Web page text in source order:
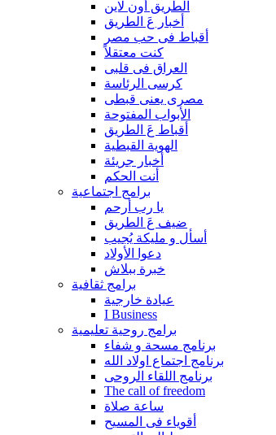
الطريق أون لاين
أخبار عَ الطريق
أقباط فى حب مصر
كنت معتقلاً
العراق فى قلبى
كرسى الرئاسة
مصرى يعنى قبطى
الأبواب المفتوحة
أقباط عَ الطريق
الهوية القبطية
أخبار جريئة
أنت الحكم
برامج اجتماعية
يا رب أرحم
ضيف عَ الطريق
أسأل و مليكة يُجيب
دعوا الأولاد
خبرة ببلاش
برامج ثقافية
عيادة خارجية
I Business
برامج روحية تعليمية
برنامج مسحة و شفاء
برنامج اجتماع اولاد الله
برنامج اللقاء الروحى
The call of freedom
ساعة صلاة
أقوياء فى المسيح